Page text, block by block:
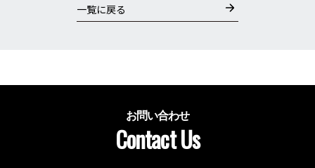
一覧に戻る
お問い合わせ
Contact Us